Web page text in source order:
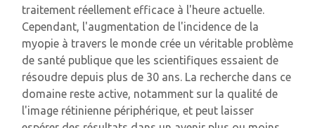
traitement réellement efficace à l'heure actuelle.
Cependant, l'augmentation de l'incidence de la
myopie à travers le monde crée un véritable problème
de santé publique que les scientifiques essaient de
résoudre depuis plus de 30 ans. La recherche dans ce
domaine reste active, notamment sur la qualité de
l'image rétinienne périphérique, et peut laisser